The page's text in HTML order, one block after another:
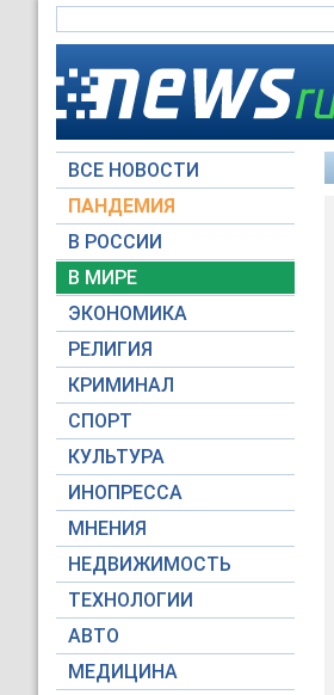
ВСЕ НОВОСТИ
ПАНДЕМИЯ
В РОССИИ
В МИРЕ
ЭКОНОМИКА
РЕЛИГИЯ
КРИМИНАЛ
СПОРТ
КУЛЬТУРА
ИНОПРЕССА
МНЕНИЯ
НЕДВИЖИМОСТЬ
ТЕХНОЛОГИИ
АВТО
МЕДИЦИНА